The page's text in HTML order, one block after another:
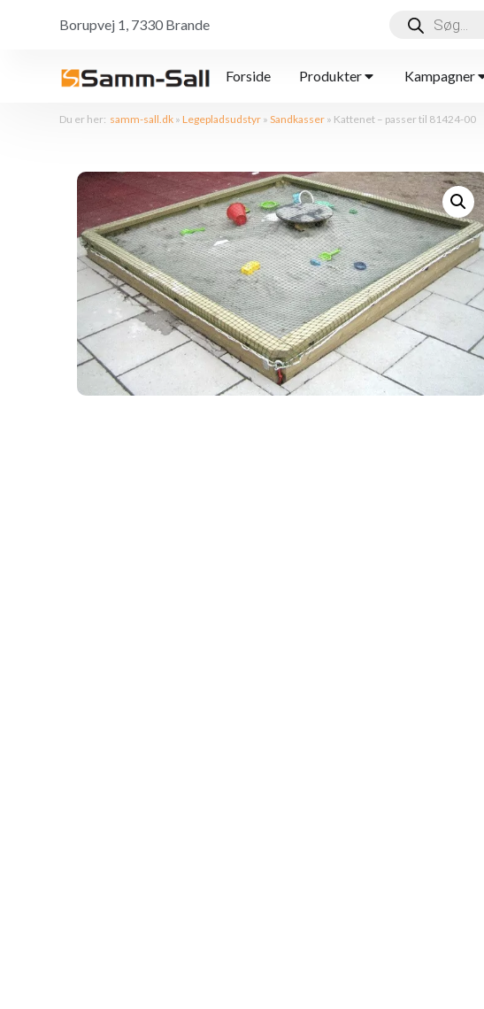
Borupvej 1, 7330 Brande
Forside Produkter Kampagner
Du er her: samm-sall.dk »Legepladsudstyr »Sandkasser » Kattenet – passer til 81424-00